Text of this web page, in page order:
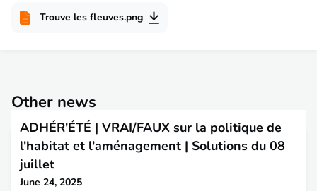
Trouve les fleuves.png
Other news
ADHÉR'ÉTÉ | VRAI/FAUX sur la politique de
l'habitat et l'aménagement | Solutions du 08
juillet
June 24, 2025